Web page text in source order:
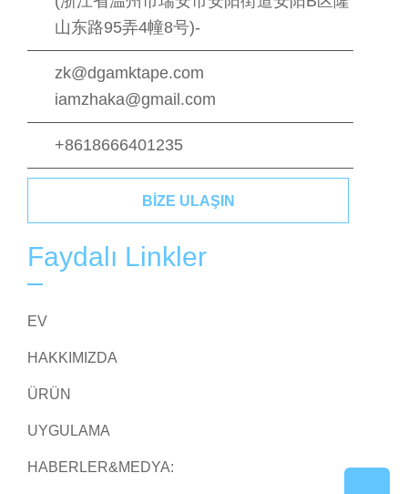
山东路95弄4幢8号)-
zk@dgamktape.com
iamzhaka@gmail.com
+8618666401235
BIZE ULAŞIN
Faydalı Linkler
EV
HAKKIMIZDA
ÜRÜN
UYGULAMA
HABERLER&MEDYA: